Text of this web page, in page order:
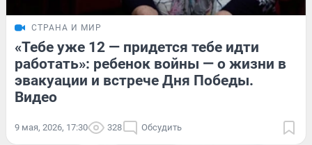
СТРАНА И МИР
«Тебе уже 12 — придется тебе идти
работать»: ребенок войны — о жизни в
эвакуации и встрече Дня Победы.
Видео
9 мая, 2026, 17:30 328 Обсудить